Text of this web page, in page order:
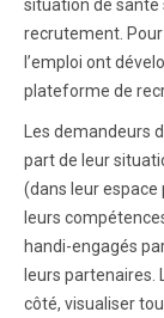
situation de santé
recrutement.
l’emploi ont
plateforme de
Les demandeurs
part de leur
(dans leur espace
leurs
handi-engagés
leurs partenaires.
côté, visualiser